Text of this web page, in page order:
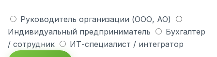
Руководитель организации (ООО, АО)
Индивидуальный предприниматель
Бухгалтер
/ сотрудник
ИТ-специалист / интегратор